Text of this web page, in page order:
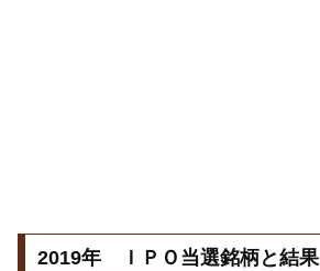
2019年 ＩＰＯ当選銘柄と結果